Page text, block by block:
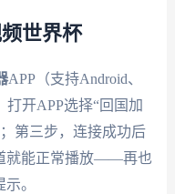
世界杯
APP（支持Android、
打开APP选择“回国加
第三步，连接成功后
就能正常播放——再也
。